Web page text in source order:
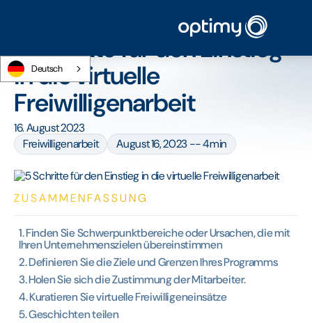
Deutsch
5 Schritte für den Einstieg in die virtuelle Freiwilligenarbeit
5 Schritte für den Einstieg
in die virtuelle
Freiwilligenarbeit
16. August 2023
Freiwilligenarbeit
August 16, 2023 -- 4min
ZUSAMMENFASSUNG
‍1. Finden Sie Schwerpunktbereiche oder Ursachen, die mit
Ihren Unternehmenszielen übereinstimmen
2. Definieren Sie die Ziele und Grenzen Ihres Programms
3. Holen Sie sich die Zustimmung der Mitarbeiter‍.
4. Kuratieren Sie virtuelle Freiwilligeneinsätze
5. Geschichten teilen